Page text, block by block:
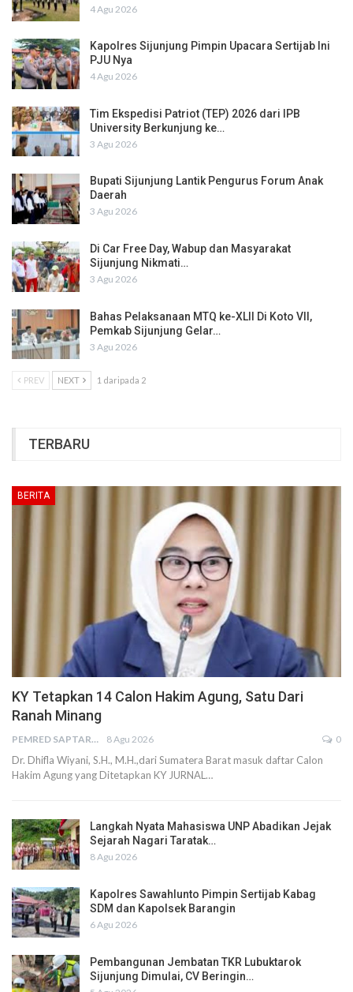
4 Agu 2026
Kapolres Sijunjung Pimpin Upacara Sertijab Ini
PJU Nya
4 Agu 2026
Tim Ekspedisi Patriot (TEP) 2026 dari IPB
University Berkunjung ke…
3 Agu 2026
Bupati Sijunjung Lantik Pengurus Forum Anak
Daerah
3 Agu 2026
Di Car Free Day, Wabup dan Masyarakat
Sijunjung Nikmati…
3 Agu 2026
Bahas Pelaksanaan MTQ ke-XLII Di Koto VII,
Pemkab Sijunjung Gelar…
3 Agu 2026
PREV NEXT 1 daripada 2
TERBARU
BERITA
KY Tetapkan 14 Calon Hakim Agung, Satu Dari
Ranah Minang
PEMRED SAPTARIUS 8 Agu 2026 0
Dr. Dhifla Wiyani, S.H., M.H.,dari Sumatera Barat masuk daftar Calon
Hakim Agung yang Ditetapkan KY JURNAL…
Langkah Nyata Mahasiswa UNP Abadikan Jejak
Sejarah Nagari Taratak…
8 Agu 2026
Kapolres Sawahlunto Pimpin Sertijab Kabag
SDM dan Kapolsek Barangin
6 Agu 2026
Pembangunan Jembatan TKR Lubuktarok
Sijunjung Dimulai, CV Beringin…